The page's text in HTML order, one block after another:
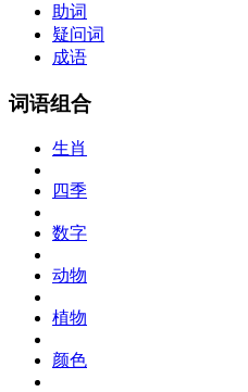
助词
疑问词
成语
词语组合
生肖
四季
数字
动物
植物
颜色